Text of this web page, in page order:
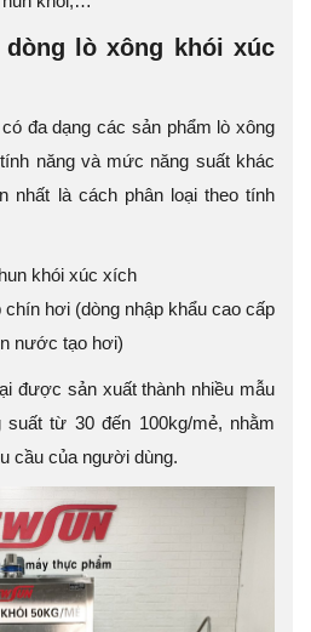
dòng lò xông khói xúc
đa dạng các sản phẩm lò xông
năng và mức năng suất khác
nhất là cách phân loại theo tính
khói xúc xích
hơi (dòng nhập khẩu cao cấp
nước tạo hơi)
được sản xuất thành nhiều mẫu
từ 30 đến 100kg/mẻ, nhằm
cầu của người dùng.